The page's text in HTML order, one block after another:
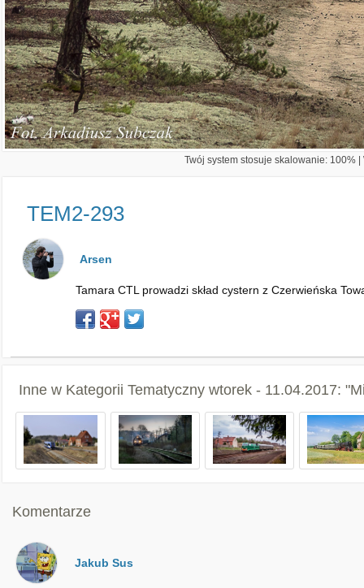
Twój system stosuje skalowanie: 100%
TEM2-293
Arsen
Tamara CTL prowadzi skład cystern z Czerwieńska
Inne w Kategorii Tematyczny wtorek - 11.04.2017:
Komentarze
Jakub Sus